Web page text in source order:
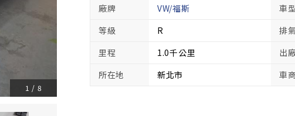
1 / 8
廠牌 VW/福斯 車
等級
R
排
里程
1.0千公里 出
所在地
新北市 車